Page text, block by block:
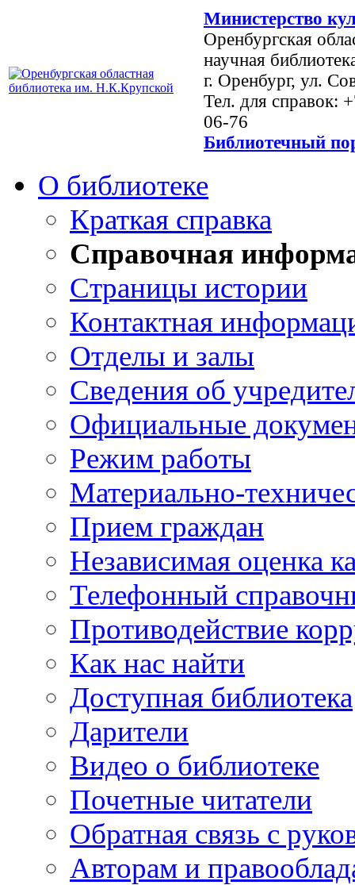
Министерство
Оренбургская
научная
г. Оренбург, ул.
Тел. для справок:
06-76
Библиотечный
О библиотеке
Краткая справка
Справочная
Страницы истории
Контактная
Отделы и залы
Сведения об
Официальные
Режим работы
Материально-
Прием граждан
Независимая оценка
Телефонный
Противодействие
Как нас найти
Доступная библиотека
Дарители
Видео о библиотеке
Почетные читатели
Обратная связь с
Авторам и